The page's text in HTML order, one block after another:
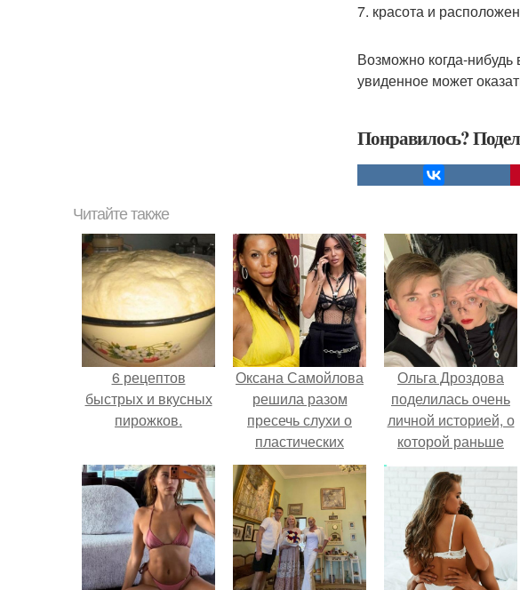
7. красота и
Возможно когда-
увиденное может
Понравилось?
Читайте также
6 рецептов
быстрых и вкусных
пирожков.
Оксана Самойлова
решила разом
пресечь слухи о
пластических
операциях и
публично
прояснила
ситуацию.
Ольга Дроздова
поделилась очень
личной историей, о
которой раньше
почти не говорила.